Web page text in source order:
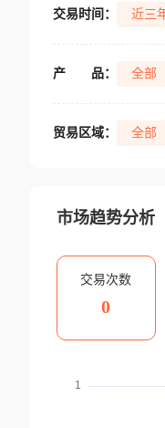
交易时间： 近三
产 品： 全部
贸易区域： 全部
市场趋势分析
交易次数
0